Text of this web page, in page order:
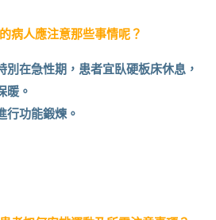
病人應注意那些事情呢？
別在急性期，患者宜臥硬板床休息，
暖。
行功能鍛煉。